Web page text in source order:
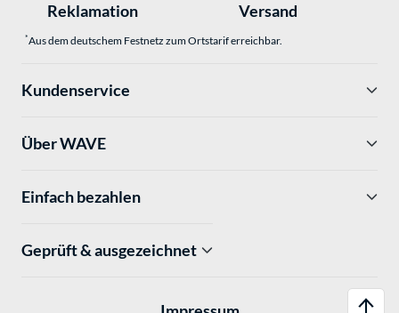
Reklamation
Versand
*Aus dem deutschem Festnetz zum Ortstarif erreichbar.
Kundenservice
Über WAVE
Einfach bezahlen
Geprüft & ausgezeichnet